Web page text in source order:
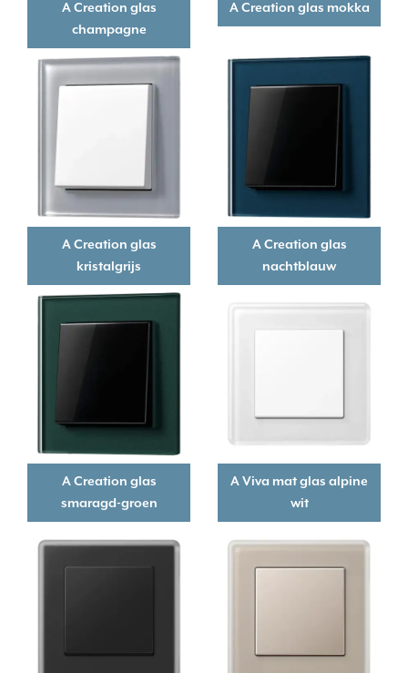
A Creation glas
champagne
A Creation glas mokka
A Creation glas
kristalgrijs
A Creation glas
nachtblauw
A Creation glas
smaragd-groen
A Viva mat glas alpine
wit